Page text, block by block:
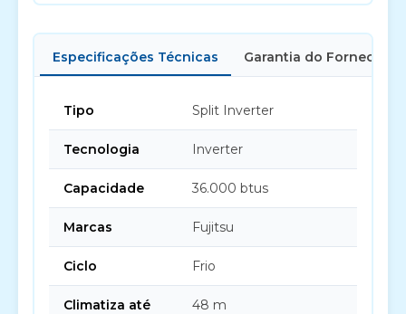
Especificações Técnicas Garantia do Fornecedor
Tipo Split Inverter
Tecnologia Inverter
Capacidade 36.000 btus
Marcas Fujitsu
Ciclo Frio
Climatiza até 48 m